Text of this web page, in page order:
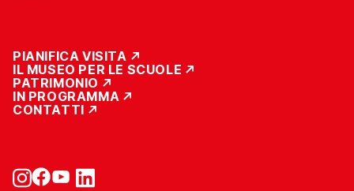
PIANIFICA VISITA
IL MUSEO PER LE SCUOLE
PATRIMONIO
IN PROGRAMMA
CONTATTI